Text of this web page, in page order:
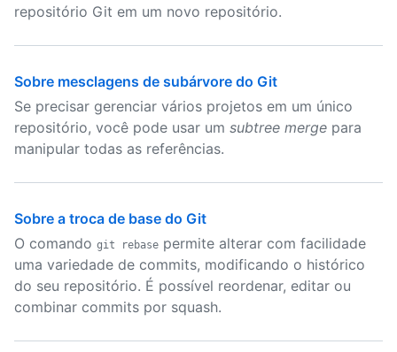
repositório Git em um novo repositório.
Sobre mesclagens de subárvore do Git
Se precisar gerenciar vários projetos em um único
repositório, você pode usar um subtree merge para
manipular todas as referências.
Sobre a troca de base do Git
O comando git rebase permite alterar com facilidade
uma variedade de commits, modificando o histórico
do seu repositório. É possível reordenar, editar ou
combinar commits por squash.